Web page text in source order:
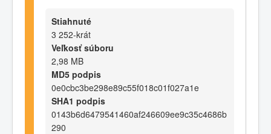
Stiahnuté
3 252-krát
Veľkosť súboru
2,98 MB
MD5 podpis
0e0cbc3be298e89c55f018c01f027a1e
SHA1 podpis
0143b6d6479541460af246609ee9c35c4686b
290